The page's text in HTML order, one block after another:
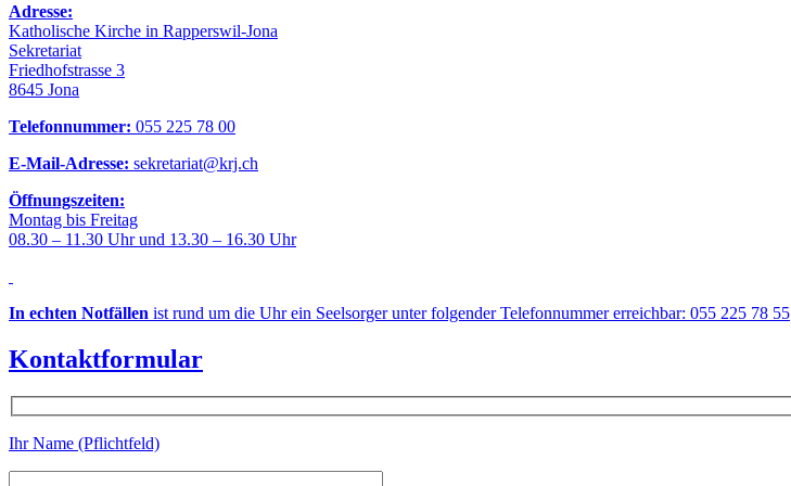
Adresse:
Katholische Kirche in Rapperswil-Jona
Sekretariat
Friedhofstrasse 3
8645 Jona
Telefonnummer: 055 225 78 00
E-Mail-Adresse: sekretariat@krj.ch
Öffnungszeiten:
Montag bis Freitag
08.30 – 11.30 Uhr und 13.30 – 16.30 Uhr
In echten Notfällen ist rund um die Uhr ein Seelsorger unter folgender Telefonnummer erreichbar: 055 225 78 55
Kontaktformular
Ihr Name (Pflichtfeld)